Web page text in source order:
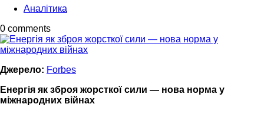
Аналітика
0 comments
Джерело: Forbes
Енергія як зброя жорсткої сили — нова норма у
міжнародних війнах